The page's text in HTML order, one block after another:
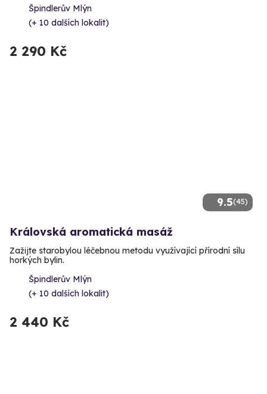
Špindlerův Mlýn
(+ 10 dalších lokalit)
2 290 Kč
9.5(45)
Královská aromatická masáž
Zažijte starobylou léčebnou metodu využívající přírodní sílu
horkých bylin.
Špindlerův Mlýn
(+ 10 dalších lokalit)
2 440 Kč